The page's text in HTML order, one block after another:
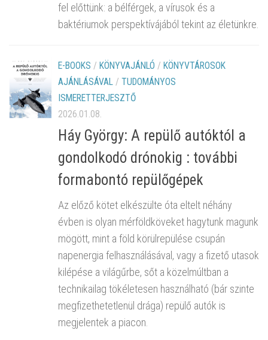
fel előttünk: a bélférgek, a vírusok és a
baktériumok perspektívájából tekint az életünkre.
E-BOOKS / KÖNYVAJÁNLÓ / KÖNYVTÁROSOK
AJÁNLÁSÁVAL / TUDOMÁNYOS
ISMERETTERJESZTŐ
2026.01.08.
Háy György: A repülő autóktól a
gondolkodó drónokig : további
formabontó repülőgépek
Az előző kötet elkészülte óta eltelt néhány
évben is olyan mérföldköveket hagytunk magunk
mögött, mint a föld körülrepülése csupán
napenergia felhasználásával, vagy a fizető utasok
kilépése a világűrbe, sőt a közelmúltban a
technikailag tökéletesen használható (bár szinte
megfizethetetlenül drága) repülő autók is
megjelentek a piacon.